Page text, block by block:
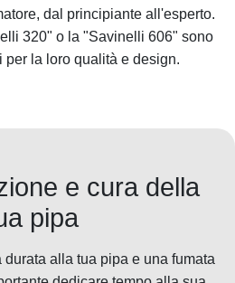
dal principiante all'esperto.
320" o la "Savinelli 606" sono
per la loro qualità e design.
e cura della
pipa
alla tua pipa e una fumata